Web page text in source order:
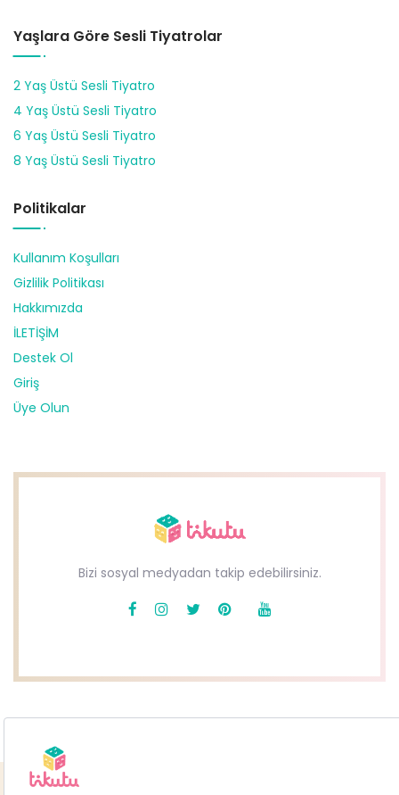
Yaşlara Göre Sesli Tiyatrolar
2 Yaş Üstü Sesli Tiyatro
4 Yaş Üstü Sesli Tiyatro
6 Yaş Üstü Sesli Tiyatro
8 Yaş Üstü Sesli Tiyatro
Politikalar
Kullanım Koşulları
Gizlilik Politikası
Hakkımızda
İLETİŞİM
Destek Ol
Giriş
Üye Olun
Bizi sosyal medyadan takip edebilirsiniz.